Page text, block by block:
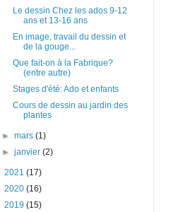
Le dessin Chez les ados 9-12
ans et 13-16 ans
En image, travail du dessin et
de la gouge...
Que fait-on à la Fabrique?
(entre autre)
Stages d'été: Ado et enfants
Cours de dessin au jardin des
plantes
►mars(1)
►janvier(2)
2021 (17)
2020 (16)
2019 (15)